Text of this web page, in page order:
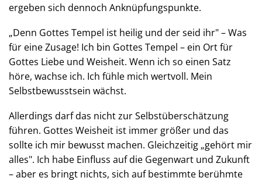
ergeben sich dennoch Anknüpfungspunkte.
„Denn Gottes Tempel ist heilig und der seid ihr" – Was
für eine Zusage! Ich bin Gottes Tempel – ein Ort für
Gottes Liebe und Weisheit. Wenn ich so einen Satz
höre, wachse ich. Ich fühle mich wertvoll. Mein
Selbstbewusstsein wächst.
Allerdings darf das nicht zur Selbstüberschätzung
führen. Gottes Weisheit ist immer größer und das
sollte ich mir bewusst machen. Gleichzeitig „gehört mir
alles". Ich habe Einfluss auf die Gegenwart und Zukunft
– aber es bringt nichts, sich auf bestimmte berühmte